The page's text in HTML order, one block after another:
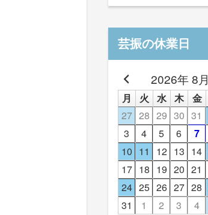
芸振の休業日
2026年 8月
月 火 水 木 金
27 28 29 30 31
3
4 5 6 7
10 11 12 13 14
17 18 19 20 21
24 25 26 27 28
31
1 2 3 4